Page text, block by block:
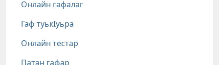
Онлайн гафалаг
Гаф туькIуьра
Онлайн тестар
Патан гафар